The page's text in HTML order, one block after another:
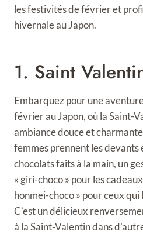
les festivités de février et
hivernale au Japon.
1. Saint
Embarquez pour une
février au Japon, où la Saint-
ambiance douce et
femmes prennent les
chocolats faits à la main, un
« giri-choco » pour les
honmei-choco » pour ceux
C’est un délicieux
à la Saint-Valentin dans